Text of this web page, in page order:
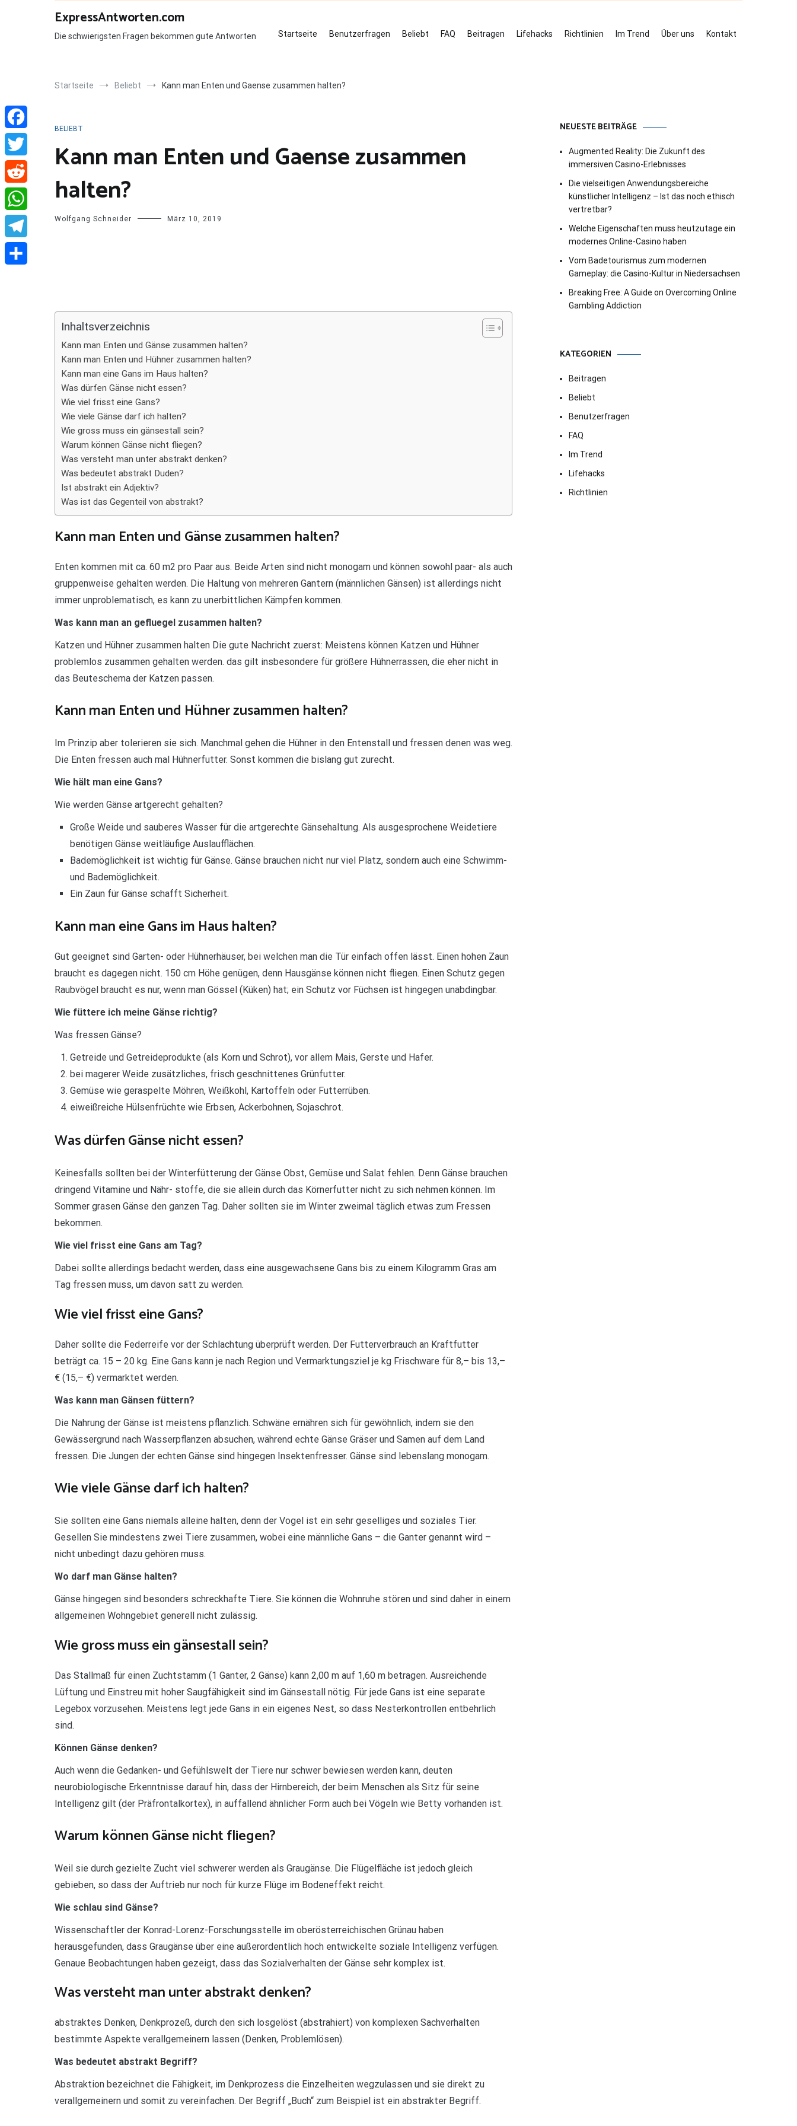
ExpressAntworten.com
Die schwierigsten Fragen bekommen gute Antworten Startseite Benutzerfragen Beliebt FAQ Beitragen Lifehacks Richtlinien Im Trend Über uns Kontakt
Startseite Beliebt Kann man Enten und Gaense zusammen halten?
BELIEBT
Kann man Enten und Gaense zusammen
halten?
Wolfgang Schneider März 10, 2019
Inhaltsverzeichnis
Kann man Enten und Gänse zusammen halten?
Kann man Enten und Hühner zusammen halten?
Kann man eine Gans im Haus halten?
Was dürfen Gänse nicht essen?
Wie viel frisst eine Gans?
Wie viele Gänse darf ich halten?
Wie gross muss ein gänsestall sein?
Warum können Gänse nicht fliegen?
Was versteht man unter abstrakt denken?
Was bedeutet abstrakt Duden?
Ist abstrakt ein Adjektiv?
Was ist das Gegenteil von abstrakt?
Kann man Enten und Gänse zusammen halten?
Enten kommen mit ca. 60 m2 pro Paar aus. Beide Arten sind nicht monogam und können sowohl paar- als auch
gruppenweise gehalten werden. Die Haltung von mehreren Gantern (männlichen Gänsen) ist allerdings nicht
immer unproblematisch, es kann zu unerbittlichen Kämpfen kommen.
Was kann man an gefluegel zusammen halten?
Katzen und Hühner zusammen halten Die gute Nachricht zuerst: Meistens können Katzen und Hühner
problemlos zusammen gehalten werden. das gilt insbesondere für größere Hühnerrassen, die eher nicht in
das Beuteschema der Katzen passen.
Kann man Enten und Hühner zusammen halten?
Im Prinzip aber tolerieren sie sich. Manchmal gehen die Hühner in den Entenstall und fressen denen was weg.
Die Enten fressen auch mal Hühnerfutter. Sonst kommen die bislang gut zurecht.
Wie hält man eine Gans?
Wie werden Gänse artgerecht gehalten?
Große Weide und sauberes Wasser für die artgerechte Gänsehaltung. Als ausgesprochene Weidetiere
benötigen Gänse weitläufige Auslaufflächen.
Bademöglichkeit ist wichtig für Gänse. Gänse brauchen nicht nur viel Platz, sondern auch eine Schwimm-
und Bademöglichkeit.
Ein Zaun für Gänse schafft Sicherheit.
Kann man eine Gans im Haus halten?
Gut geeignet sind Garten- oder Hühnerhäuser, bei welchen man die Tür einfach offen lässt. Einen hohen Zaun
braucht es dagegen nicht. 150 cm Höhe genügen, denn Hausgänse können nicht fliegen. Einen Schutz gegen
Raubvögel braucht es nur, wenn man Gössel (Küken) hat; ein Schutz vor Füchsen ist hingegen unabdingbar.
Wie füttere ich meine Gänse richtig?
Was fressen Gänse?
Getreide und Getreideprodukte (als Korn und Schrot), vor allem Mais, Gerste und Hafer.
bei magerer Weide zusätzliches, frisch geschnittenes Grünfutter.
Gemüse wie geraspelte Möhren, Weißkohl, Kartoffeln oder Futterrüben.
eiweißreiche Hülsenfrüchte wie Erbsen, Ackerbohnen, Sojaschrot.
Was dürfen Gänse nicht essen?
Keinesfalls sollten bei der Winterfütterung der Gänse Obst, Gemüse und Salat fehlen. Denn Gänse brauchen
dringend Vitamine und Nähr- stoffe, die sie allein durch das Körnerfutter nicht zu sich nehmen können. Im
Sommer grasen Gänse den ganzen Tag. Daher sollten sie im Winter zweimal täglich etwas zum Fressen
bekommen.
Wie viel frisst eine Gans am Tag?
Dabei sollte allerdings bedacht werden, dass eine ausgewachsene Gans bis zu einem Kilogramm Gras am
Tag fressen muss, um davon satt zu werden.
Wie viel frisst eine Gans?
Daher sollte die Federreife vor der Schlachtung überprüft werden. Der Futterverbrauch an Kraftfutter
beträgt ca. 15 – 20 kg. Eine Gans kann je nach Region und Vermarktungsziel je kg Frischware für 8,– bis 13,–
€ (15,– €) vermarktet werden.
Was kann man Gänsen füttern?
Die Nahrung der Gänse ist meistens pflanzlich. Schwäne ernähren sich für gewöhnlich, indem sie den
Gewässergrund nach Wasserpflanzen absuchen, während echte Gänse Gräser und Samen auf dem Land
fressen. Die Jungen der echten Gänse sind hingegen Insektenfresser. Gänse sind lebenslang monogam.
Wie viele Gänse darf ich halten?
Sie sollten eine Gans niemals alleine halten, denn der Vogel ist ein sehr geselliges und soziales Tier.
Gesellen Sie mindestens zwei Tiere zusammen, wobei eine männliche Gans – die Ganter genannt wird –
nicht unbedingt dazu gehören muss.
Wo darf man Gänse halten?
Gänse hingegen sind besonders schreckhafte Tiere. Sie können die Wohnruhe stören und sind daher in einem
allgemeinen Wohngebiet generell nicht zulässig.
Wie gross muss ein gänsestall sein?
Das Stallmaß für einen Zuchtstamm (1 Ganter, 2 Gänse) kann 2,00 m auf 1,60 m betragen. Ausreichende
Lüftung und Einstreu mit hoher Saugfähigkeit sind im Gänsestall nötig. Für jede Gans ist eine separate
Legebox vorzusehen. Meistens legt jede Gans in ein eigenes Nest, so dass Nesterkontrollen entbehrlich
sind.
Können Gänse denken?
Auch wenn die Gedanken- und Gefühlswelt der Tiere nur schwer bewiesen werden kann, deuten
neurobiologische Erkenntnisse darauf hin, dass der Hirnbereich, der beim Menschen als Sitz für seine
Intelligenz gilt (der Präfrontalkortex), in auffallend ähnlicher Form auch bei Vögeln wie Betty vorhanden ist.
Warum können Gänse nicht fliegen?
Weil sie durch gezielte Zucht viel schwerer werden als Graugänse. Die Flügelfläche ist jedoch gleich
gebieben, so dass der Auftrieb nur noch für kurze Flüge im Bodeneffekt reicht.
Wie schlau sind Gänse?
Wissenschaftler der Konrad-Lorenz-Forschungsstelle im oberösterreichischen Grünau haben
herausgefunden, dass Graugänse über eine außerordentlich hoch entwickelte soziale Intelligenz verfügen.
Genaue Beobachtungen haben gezeigt, dass das Sozialverhalten der Gänse sehr komplex ist.
Was versteht man unter abstrakt denken?
abstraktes Denken, Denkprozeß, durch den sich losgelöst (abstrahiert) von komplexen Sachverhalten
bestimmte Aspekte verallgemeinern lassen (Denken, Problemlösen).
Was bedeutet abstrakt Begriff?
Abstraktion bezeichnet die Fähigkeit, im Denkprozess die Einzelheiten wegzulassen und sie direkt zu
verallgemeinern und somit zu vereinfachen. Der Begriff „Buch“ zum Beispiel ist ein abstrakter Begriff.
NEUESTE BEITRÄGE
Augmented Reality: Die Zukunft des
immersiven Casino-Erlebnisses
Die vielseitigen Anwendungsbereiche
künstlicher Intelligenz – Ist das noch ethisch
vertretbar?
Welche Eigenschaften muss heutzutage ein
modernes Online-Casino haben
Vom Badetourismus zum modernen
Gameplay: die Casino-Kultur in Niedersachsen
Breaking Free: A Guide on Overcoming Online
Gambling Addiction
KATEGORIEN
Beitragen
Beliebt
Benutzerfragen
FAQ
Im Trend
Lifehacks
Richtlinien
Facebook
Twitter
Reddit
WhatsApp
Telegram